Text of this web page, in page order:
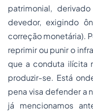
patrimonial,
devedor, exigindo
correção monetária).
reprimir ou punir o
que a conduta ilícita
produzir-se. Está
pena visa defender a
já mencionamos